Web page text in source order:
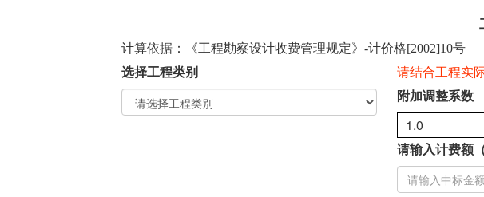
计算依据：
《工程勘察设计收费管理规定》-计价格[2002]10号
选择工程类别
请结合工程实
附加调整系数
请输入计费额